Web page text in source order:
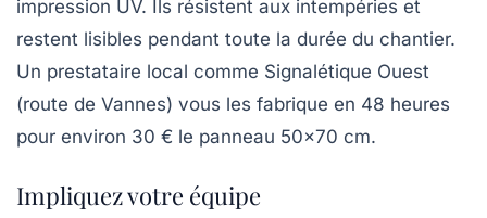
impression UV. Ils résistent aux intempéries et
restent lisibles pendant toute la durée du chantier.
Un prestataire local comme Signalétique Ouest
(route de Vannes) vous les fabrique en 48 heures
pour environ 30 € le panneau 50×70 cm.
Impliquez votre équipe